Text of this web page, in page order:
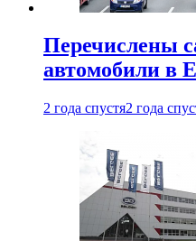
Перечислены
автомобили в
2 года спустя2 года